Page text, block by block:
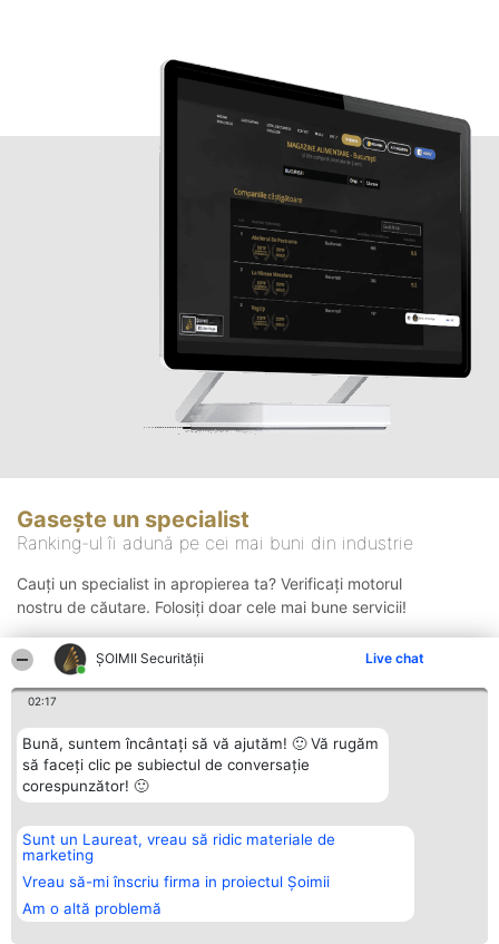
ȘOIMII Securității Live chat
02:17
Bună, suntem încântați să vă ajutăm! 🙂 Vă rugăm
să faceți clic pe subiectul de conversație
corespunzător! 🙂
Sunt un Laureat, vreau să ridic materiale de
marketing
Vreau să-mi înscriu firma in proiectul Șoimii
Am o altă problemă
Gasește un specialist
Ranking-ul îi adună pe cei mai buni din industrie
Cauți un specialist in apropierea ta? Verificați motorul
nostru de căutare. Folosiți doar cele mai bune servicii!
Organizator Ranking
BRIGHT SOLUTIONS BR SRL
Aleea Timisul De Sus 2 Bl. A30
Sc. A Et. 4 Ap. 13 Cod 061952
București
CUI 36737675
Plebiscyt
Lista Tuturor
Laureaților
Statut
Contact